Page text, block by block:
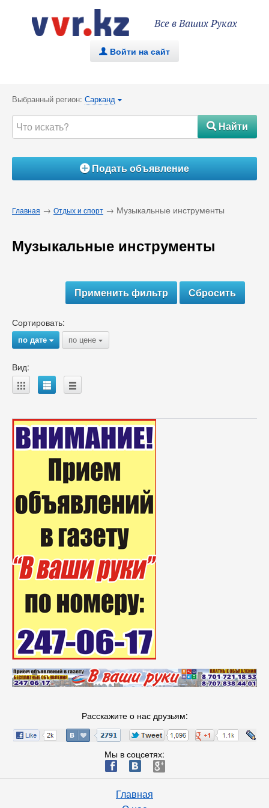
Все в Ваших Руках
. Войти на сайт
Выбранный регион: Сарканд {
#Найти
ÁПодать объявление
Главная → Отдых и спорт → Музыкальные инструменты
Музыкальные инструменты
Сортировать:
по дате{ по цене {
Вид:
A B C
Расскажите о нас друзьям:
Мы в соцсетях:
ä æ è
Главная